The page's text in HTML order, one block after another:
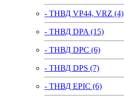
- ТНВД VP44, VRZ (4)
- ТНВД DPA (15)
- ТНВД DPC (6)
- ТНВД DPS (7)
- ТНВД EPIC (6)